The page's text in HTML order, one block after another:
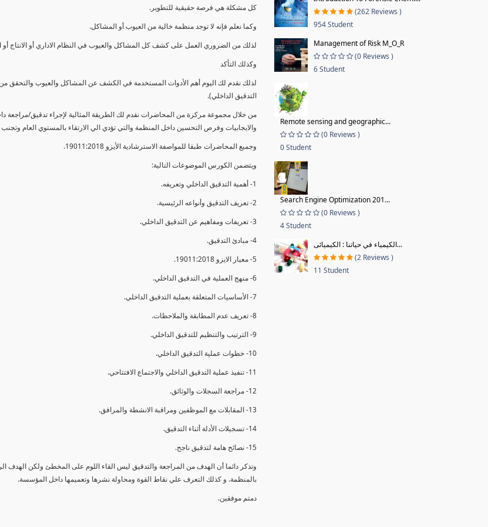
كل مشكلة هي فرصة حقيقية للتطوير.
وكما نعلم فإنه لا توجد منظمة خالية من العيوب أو المشاكل.
لذلك من الضروري العمل على كشف كل المشاكل والعيوب في النظام الاداري أو الانتاج
وكذلك التأكد
لذلك نقدم لك اليوم أهم الأدوات المستخدمة في الكشف عن المشاكل والعيوب والتحقق
التدقيق الداخلي).
من خلال مجموعة مركزة من المحاضرات نقدم لك الطريقة المثالية لإجراء تدقيق/مراجعة
والايجابيات وفرص التحسين داخل المنظمة والتي تؤدي الي الارتقاء بالمستوي العام
وجميع المحاضرات طبقا للمواصفة الاسترشادية الأيزو 19011:2018.
ويتضمن الكورس الموضوعات التالية:
1- أهمية التدقيق الداخلي وتعريفه.
2- تعريف التدقيق وأنواعه الرئيسية.
3- تعريفات ومفاهيم عن التدقيق الداخلي.
4- مبادئ التدقيق.
5- معيار الايزو 19011:2018.
6- منهج العملية في التدقيق الداخلي.
7- الأساسيات المتعلقة بعملية التدقيق الداخلي.
8- تعريف عدم المطابقة والملاحظات.
9- الترتيب والتنظيم للتدقيق الداخلي.
10- خطوات عملية التدقيق الداخلي.
11- تنفيذ عملية التدقيق الداخلي والاجتماع الافتتاحي.
12- مراجعة السجلات والوثائق.
13- المقابلات مع الموظفين ومراقبة الانشطة والمرافق.
14- تسجيلات الأدلة أثناء التدقيق.
15- نصائح هامة لتدقيق ناجح.
وتذكر دائما أن الهدف من المراجعة والتدقيق ليس القاء اللوم على المخطئ ولكن
بالمنظمة. و كذلك التعرف علي نقاط القوة ومحاولة نشرها وتعميمها داخل المؤسسة.
دمتم موفقين.
(262 Reviews )
954 Student
Management of Risk M_O_R
(0 Reviews )
6 Student
Remote sensing and geographic...
(0 Reviews )
0 Student
Search Engine Optimization 201...
(0 Reviews )
4 Student
الكيمياء في حياتنا : الكيميائى...
(2 Reviews )
11 Student